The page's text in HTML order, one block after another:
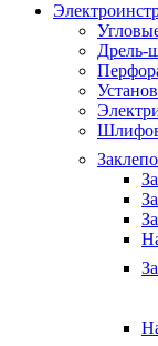
Дрель-